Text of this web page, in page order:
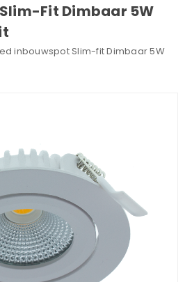
Fit Dimbaar 5W
inbouwspot Slim-fit Dimbaar 5W